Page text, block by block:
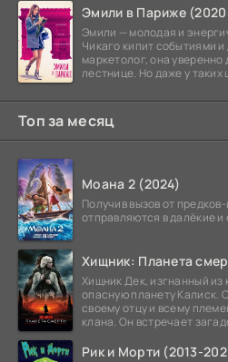
Эмили в Париже
Эмили — молодая и
Чикаго кипит событиями
маркетолог, она
лестнице. Но даже у
Топ за месяц
Моана 2 (2024)
Получив вызов от
отправляются в далёкие
Хищник: Планета
Хищник Дек, изгнанный из
опасную планету Калиск.
своему отцу и всему
клана. Он встречает
Рик и Морти (2013-